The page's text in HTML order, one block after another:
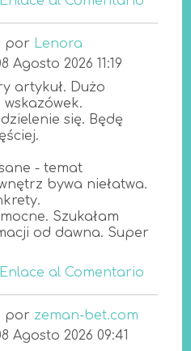
por Lenora
Agosto 2026 11:19
artykuł. Dużo
się. Będę
- temat
bywa niełatwa.
Szukałam
od dawna. Super
Enlace al Comentario
por zeman-bet.com
Agosto 2026 09:41